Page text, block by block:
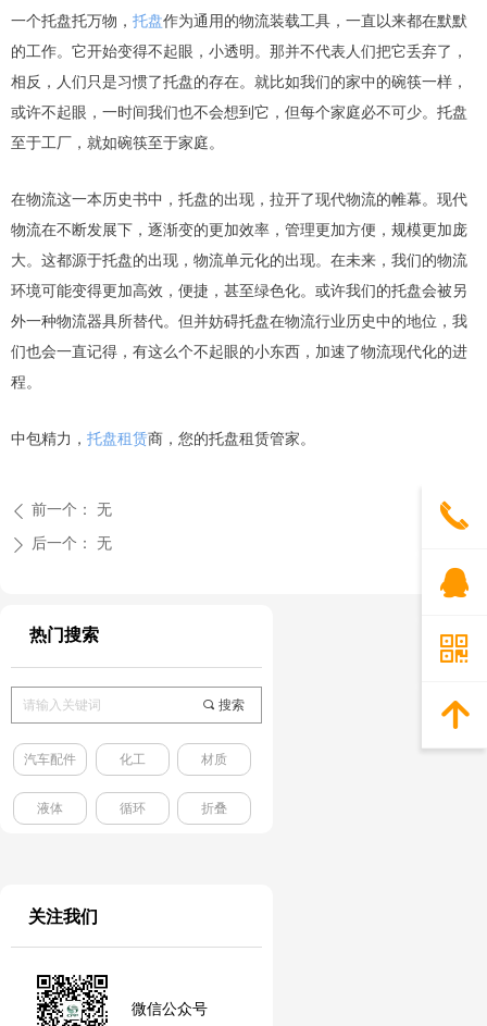
一个托盘托万物， 托盘作为通用的物流装载工具，一直以来都在默默
的工作。它开始变得不起眼，小透明。那并不代表人们把它丢弃了，
相反，人们只是习惯了托盘的存在。就比如我们的家中的碗筷一样，
或许不起眼，一时间我们也不会想到它，但每个家庭必不可少。托盘
至于工厂，就如碗筷至于家庭。
在物流这一本历史书中，托盘的出现，拉开了现代物流的帷幕。现代
物流在不断发展下，逐渐变的更加效率，管理更加方便，规模更加庞
大。这都源于托盘的出现，物流单元化的出现。在未来，我们的物流
环境可能变得更加高效，便捷，甚至绿色化。或许我们的托盘会被另
外一种物流器具所替代。但并妨碍托盘在物流行业历史中的地位，我
们也会一直记得，有这么个不起眼的小东西，加速了物流现代化的进
程。
中包精力， 托盘租赁商，您的托盘租赁管家。
ꄴ 前一个： 无
ꄲ 后一个： 无
关注我们
微信公众号
热门搜索
汽车配件 化工 材质
液体 循环 折叠
끠 搜索
끅
뀩
낃
녕